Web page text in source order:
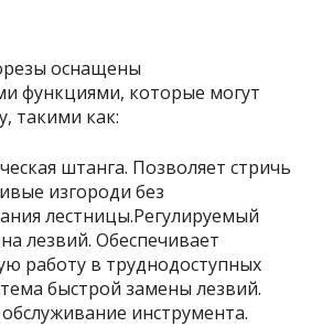
оснащены
функциями, которые могут
такими как:
штанга. Позволяет стричь
изгороди без
лестницы.Регулируемый
лезвий. Обеспечивает
работу в труднодоступных
быстрой замены лезвий.
инструмента.